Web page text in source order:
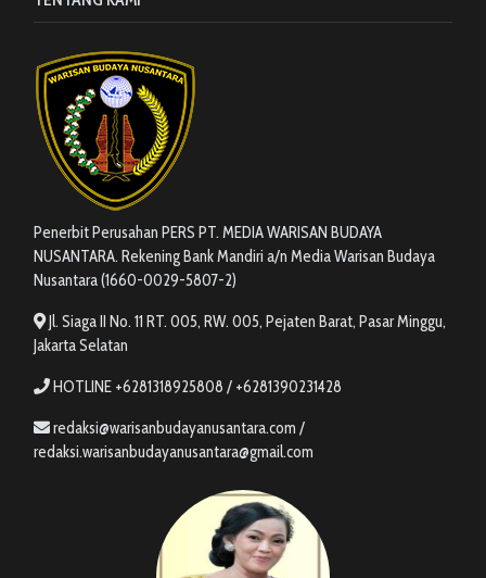
Penerbit Perusahan PERS PT. MEDIA WARISAN BUDAYA
NUSANTARA. Rekening Bank Mandiri a/n Media Warisan Budaya
Nusantara (1660-0029-5807-2)
Jl. Siaga II No. 11 RT. 005, RW. 005, Pejaten Barat, Pasar Minggu,
Jakarta Selatan
HOTLINE +6281318925808 / +6281390231428
redaksi@warisanbudayanusantara.com /
redaksi.warisanbudayanusantara@gmail.com